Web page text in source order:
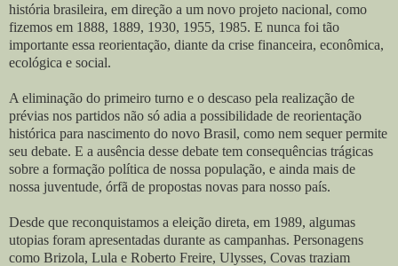
história brasileira, em direção a um novo projeto nacional, como
fizemos em 1888, 1889, 1930, 1955, 1985. E nunca foi tão
importante essa reorientação, diante da crise financeira, econômica,
ecológica e social.
A eliminação do primeiro turno e o descaso pela realização de
prévias nos partidos não só adia a possibilidade de reorientação
histórica para nascimento do novo Brasil, como nem sequer permite
seu debate. E a ausência desse debate tem consequências trágicas
sobre a formação política de nossa população, e ainda mais de
nossa juventude, órfã de propostas novas para nosso país.
Desde que reconquistamos a eleição direta, em 1989, algumas
utopias foram apresentadas durante as campanhas. Personagens
como Brizola, Lula e Roberto Freire, Ulysses, Covas traziam